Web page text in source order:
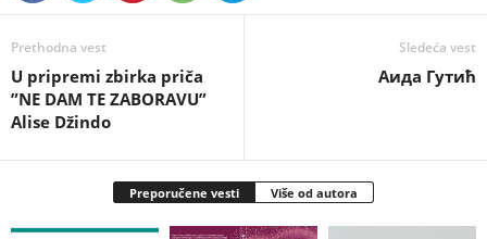
Prethodna vest
U pripremi zbirka priča
”NE DAM TE ZABORAVU”
Alise Džindo
Sledeća vest
Аида Гутић
Preporučene vesti Više od autora